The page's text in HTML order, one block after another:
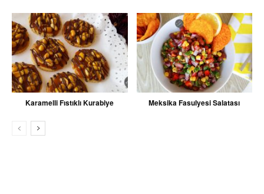
Karamelli Fıstıklı Kurabiye Meksika Fasulyesi Salatası